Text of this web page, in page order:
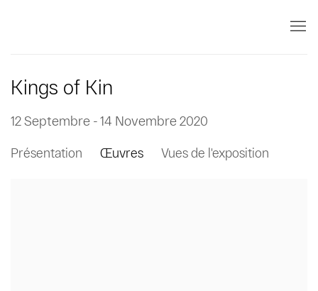
Kings of Kin
12 Septembre - 14 Novembre 2020
Présentation Œuvres Vues de l'exposition